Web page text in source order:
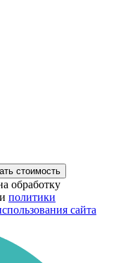
стоимость
обработку
политики
сайта